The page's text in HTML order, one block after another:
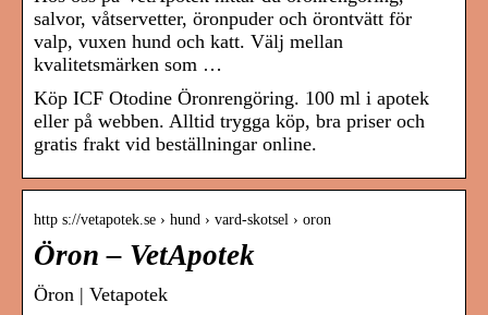
salvor, våtservetter, öronpuder och örontvätt för
valp, vuxen hund och katt. Välj mellan
kvalitetsmärken som …
Köp ICF Otodine Öronrengöring. 100 ml i apotek
eller på webben. Alltid trygga köp, bra priser och
gratis frakt vid beställningar online.
http s://vetapotek.se › hund › vard-skotsel › oron
Öron – VetApotek
Öron | Vetapotek